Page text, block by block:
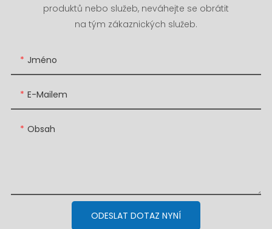
produktů nebo služeb, neváhejte se obrátit
na tým zákaznických služeb.
Jméno
E-Mailem
Obsah
ODESLAT DOTAZ NYNÍ